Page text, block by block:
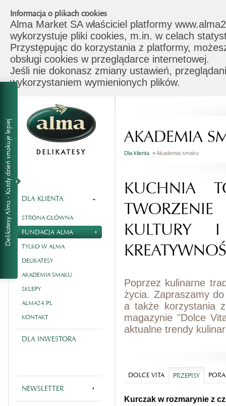
Informacja o plikach cookies
Alma Market SA właściciel platformy
wykorzystuje pliki cookies, m.in. w celach
Przystępując do korzystania z platformy,
obsługi cookies w przeglądarce internetowej.
Jeśli nie dokonasz zmiany ustawień,
wykorzystaniem wymienionych plików.
DLA KLIENTA
STRONA GŁÓWNA
FUNDACJA ALMA
TYLKO W ALMA
DELIKATESY
AKADEMIA SMAKU
SKLEPY
ALMA24.PL
KONTAKT
DLA INWESTORA
NEWSLETTER
AKADEMIA
Dla klienta >Akademia smaku
KUCHNIA
KULTURY I
Poprzez kulinarne
życia. Zapraszamy
a także korzystania
magazynie "Dolce
aktualne trendy
DOLCE VITA PRZEPISY
Kurczak w rozmarynie z